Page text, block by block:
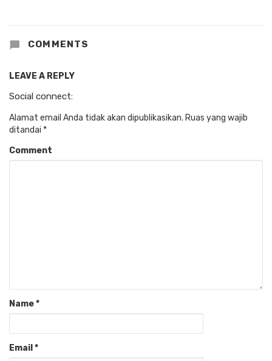
COMMENTS
LEAVE A REPLY
Social connect:
Alamat email Anda tidak akan dipublikasikan. Ruas yang wajib
ditandai *
Comment
Name*
Email *